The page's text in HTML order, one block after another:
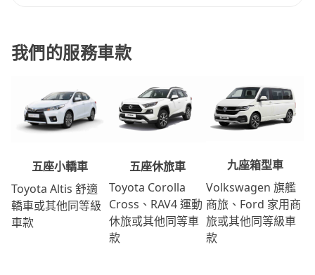
我們的服務車款
五座小轎車
Toyota Altis 舒適
轎車或其他同等級
車款
五座休旅車
Toyota Corolla
Cross、RAV4 運動
休旅或其他同等車
款
九座箱型車
Volkswagen 旗艦
商旅、Ford 家用商
旅或其他同等級車
款